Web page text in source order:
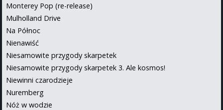
Monterey Pop (re-release)
Mulholland Drive
Na Północ
Nienawiść
Niesamowite przygody skarpetek
Niesamowite przygody skarpetek 3. Ale kosmos!
Niewinni czarodzieje
Nuremberg
Nóż w wodzie